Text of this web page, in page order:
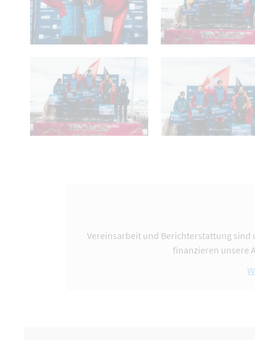
Vereinsarbeit und Berichterstattung sind
finanzieren unsere